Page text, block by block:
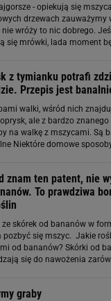
- opiekują się
drzewach zauważymy
nie wróży to nic dobrego.
się mrówki, lada moment
z tymianku potrafi
Przepis jest
walki, wśród nich
ale z bardzo znanego
na walkę z mszycami. Są
Niektóre domowe
znam ten patent, nie
To prawdziwa
ze skórek od bananów w
pozbyć się mszyc. Jakie
od bananów? Skórki od
się do nawożenia
graby